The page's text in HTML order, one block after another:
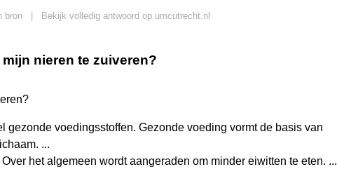
bron Bekijk volledig antwoord op umcutrecht.nl
nieren te zuiveren?
gezonde voedingsstoffen. Gezonde voeding vormt de basis van
...
het algemeen wordt aangeraden om minder eiwitten te eten. ...